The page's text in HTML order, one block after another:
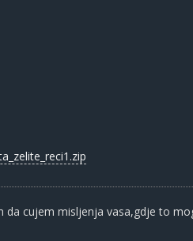
cujem misljenja vasa,gdje to